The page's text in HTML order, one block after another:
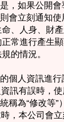
，如果公開
會立刻通知使
、人身、財
常進行產生顯
的情況。
個人資訊進行
訊有誤時，
稱為“修改等”
，本公司會